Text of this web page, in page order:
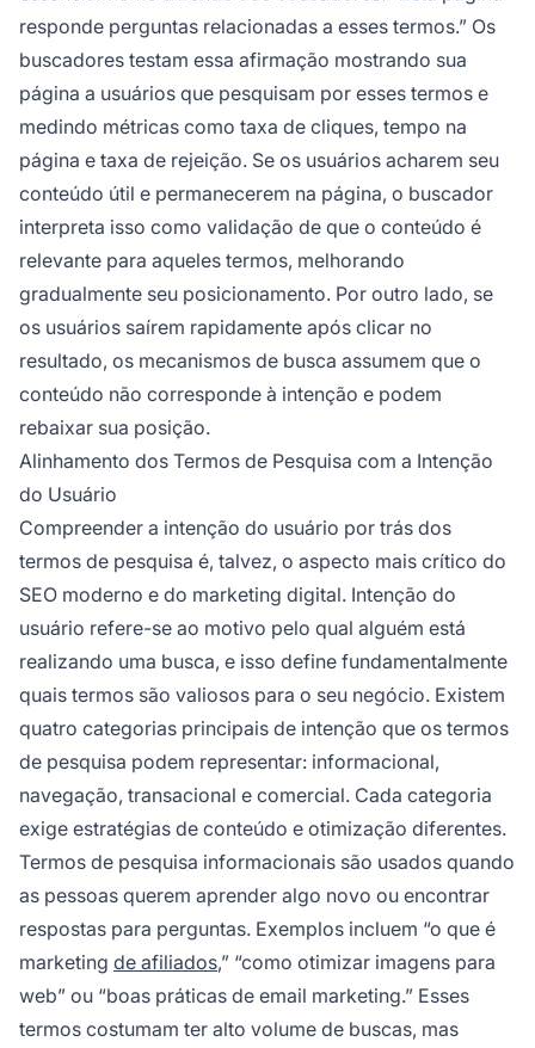
responde perguntas relacionadas a esses termos.” Os
buscadores testam essa afirmação mostrando sua
página a usuários que pesquisam por esses termos e
medindo métricas como taxa de cliques, tempo na
página e taxa de rejeição. Se os usuários acharem seu
conteúdo útil e permanecerem na página, o buscador
interpreta isso como validação de que o conteúdo é
relevante para aqueles termos, melhorando
gradualmente seu posicionamento. Por outro lado, se
os usuários saírem rapidamente após clicar no
resultado, os mecanismos de busca assumem que o
conteúdo não corresponde à intenção e podem
rebaixar sua posição.
Alinhamento dos Termos de Pesquisa com a Intenção
do Usuário
Compreender a intenção do usuário por trás dos
termos de pesquisa é, talvez, o aspecto mais crítico do
SEO moderno e do marketing digital. Intenção do
usuário refere-se ao motivo pelo qual alguém está
realizando uma busca, e isso define fundamentalmente
quais termos são valiosos para o seu negócio. Existem
quatro categorias principais de intenção que os termos
de pesquisa podem representar: informacional,
navegação, transacional e comercial. Cada categoria
exige estratégias de conteúdo e otimização diferentes.
Termos de pesquisa informacionais são usados quando
as pessoas querem aprender algo novo ou encontrar
respostas para perguntas. Exemplos incluem “o que é
marketing de afiliados,” “como otimizar imagens para
web” ou “boas práticas de email marketing.” Esses
termos costumam ter alto volume de buscas, mas